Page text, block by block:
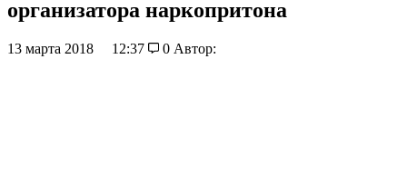
организатора наркопритона
13 марта 2018 12:37 0 Автор: